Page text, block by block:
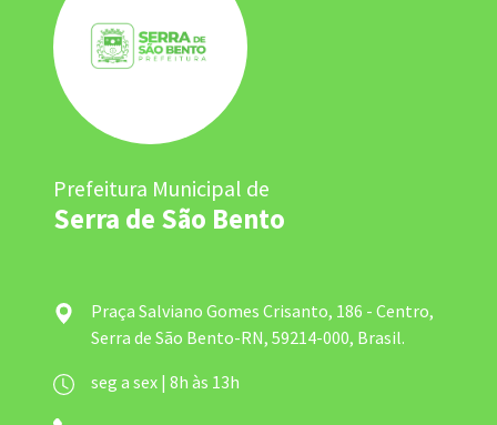
Prefeitura Municipal de
Serra de São Bento
Praça Salviano Gomes Crisanto, 186 - Centro,
Serra de São Bento-RN, 59214-000, Brasil.
seg a sex | 8h às 13h